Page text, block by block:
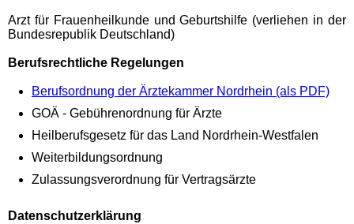
Arzt für Frauenheilkunde und Geburtshilfe (verliehen in der
Bundesrepublik Deutschland)
Berufsrechtliche Regelungen
Berufsordnung der Ärztekammer Nordrhein (als PDF)
GOÄ - Gebührenordnung für Ärzte
Heilberufsgesetz für das Land Nordrhein-Westfalen
Weiterbildungsordnung
Zulassungsverordnung für Vertragsärzte
Datenschutzerklärung